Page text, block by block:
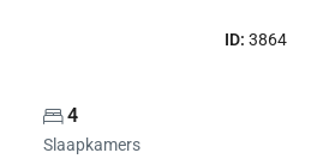
ID: 3864
4
Slaapkamers